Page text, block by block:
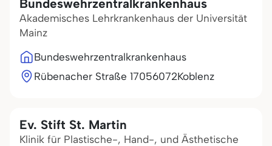
Bundeswehrzentralkrankenhaus
Akademisches Lehrkrankenhaus der Universität
Mainz
Bundeswehrzentralkrankenhaus
Rübenacher Straße 17056072Koblenz
Ev. Stift St. Martin
Klinik für Plastische-, Hand-, und Ästhetische